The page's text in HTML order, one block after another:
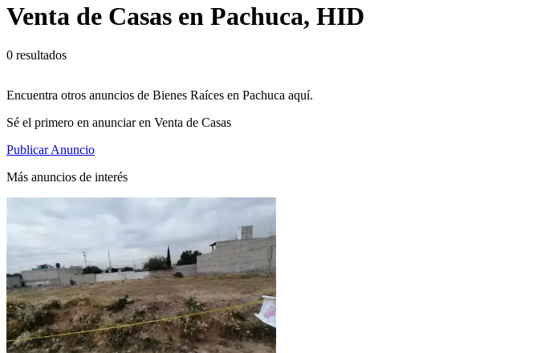
Venta de Casas en Pachuca, HID
0 resultados
Encuentra otros anuncios de Bienes Raíces en Pachuca aquí.
Sé el primero en anunciar en Venta de Casas
Publicar Anuncio
Más anuncios de interés